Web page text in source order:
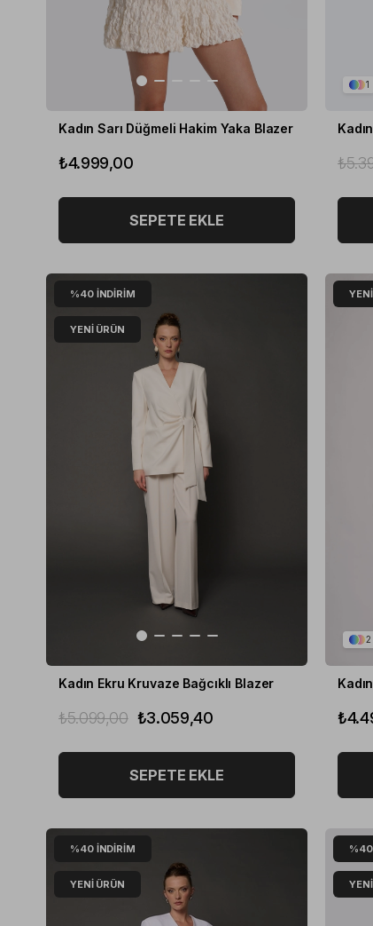
Kadın Sarı Düğmeli Hakim Yaka Blazer
₺4.999,00
SEPETE EKLE
1
Kadın Ekru Kruvaze Bağcıklı Blazer
₺3.059,40
₺5.099,00
SEPETE EKLE
%40 İNDIRIM
YENI ÜRÜN
2
%40 İNDIRIM
YENI ÜRÜN
%40